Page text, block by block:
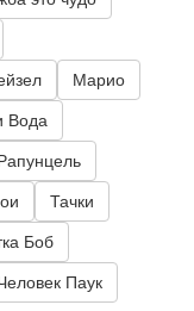
Марио
Вода
Тачки
Боб
Паук